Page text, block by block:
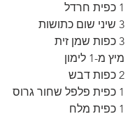
1 כפית חרדל
3 שיני שום כתושות
3 כפות שמן זית
מיץ מ-1 לימון
2 כפות דבש
1 כפית פלפל שחור גרוס
1 כפית מלח